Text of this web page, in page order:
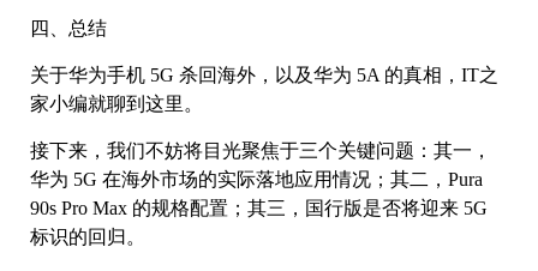
四、总结
关于华为手机 5G 杀回海外，以及华为 5A 的真相，IT之
家小编就聊到这里。
接下来，我们不妨将目光聚焦于三个关键问题：其一，
华为 5G 在海外市场的实际落地应用情况；其二，Pura
90s Pro Max 的规格配置；其三，国行版是否将迎来 5G
标识的回归。